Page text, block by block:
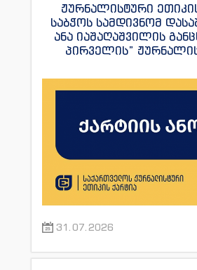
ჟურნალისტური
საბჭოს სამდივნომ
ანა იაშაღაშვილის
პირველის”
31.07.2026